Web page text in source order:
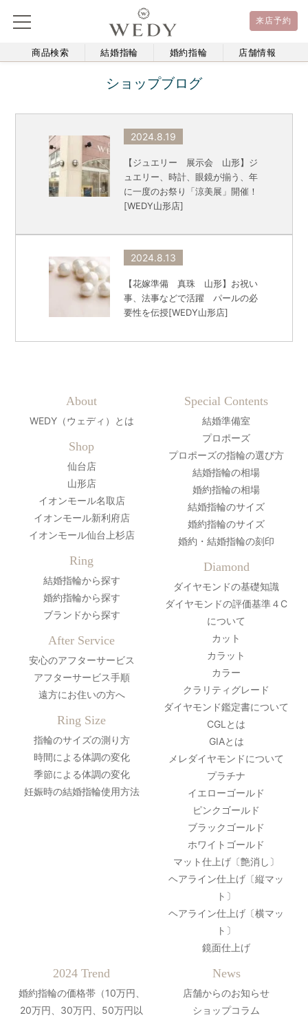
来店予約
商品検索 結婚指輪 婚約指輪 店舗情報
ショップブログ
2024.8.19
【ジュエリー 展示会 山形】ジ
ュエリー、時計、眼鏡が揃う、年
に一度のお祭り「涼美展」開催！
[WEDY山形店]
2024.8.13
【花嫁準備 真珠 山形】お祝い
事、法事などで活躍 パールの必
要性を伝授[WEDY山形店]
About
WEDY（ウェディ）とは
Shop
仙台店
山形店
イオンモール名取店
イオンモール新利府店
イオンモール仙台上杉店
Ring
結婚指輪から探す
婚約指輪から探す
ブランドから探す
After Service
安心のアフターサービス
アフターサービス手順
遠方にお住いの方へ
Ring Size
指輪のサイズの測り方
時間による体調の変化
季節による体調の変化
妊娠時の結婚指輪使用方法
Special Contents
結婚準備室
プロポーズ
プロポーズの指輪の選び方
結婚指輪の相場
婚約指輪の相場
結婚指輪のサイズ
婚約指輪のサイズ
婚約・結婚指輪の刻印
Diamond
ダイヤモンドの基礎知識
ダイヤモンドの評価基準４C
について
カット
カラット
カラー
クラリティグレード
ダイヤモンド鑑定書について
CGLとは
GIAとは
メレダイヤモンドについて
プラチナ
イエローゴールド
ピンクゴールド
ブラックゴールド
ホワイトゴールド
マット仕上げ〔艶消し〕
ヘアライン仕上げ〔縦マッ
ト〕
ヘアライン仕上げ〔横マッ
ト〕
鏡面仕上げ
2024 Trend
婚約指輪の価格帯（10万円、
20万円、30万円、50万円以
News
店舗からのお知らせ
ショップコラム